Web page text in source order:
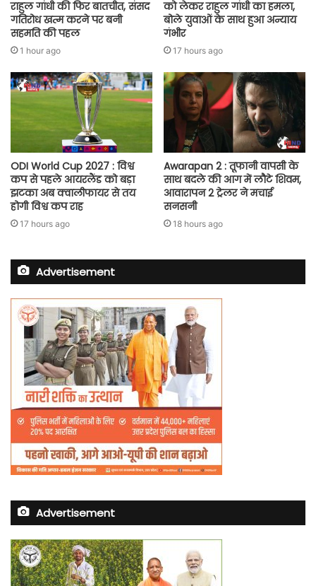
राहुल गांधी की फिर बातचीत, संसद
गतिरोध खत्म करने पर बनी
सहमति की पहल
1 hour ago
को लेकर राहुल गांधी का हमला,
बोले युवाओं के साथ हुआ अन्याय
गंभीर
17 hours ago
ODI World Cup 2027 : विश्व
कप से पहले आयरलैंड को बड़ा
झटका अब क्वालीफायर से तय
होगी विश्व कप राह
17 hours ago
Awarapan 2 : तूफानी वापसी के
साथ बदले की आग में लौटे शिवम,
आवारापन 2 ट्रेलर ने मचाई
सनसनी
18 hours ago
Advertisement
Advertisement